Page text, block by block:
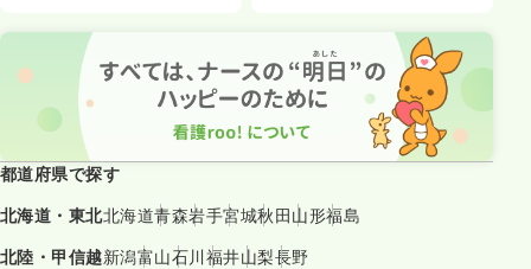
都道府県で探す
北海道・東北北海道青森岩手宮城秋田山形福島
北陸・甲信越新潟富山石川福井山梨長野